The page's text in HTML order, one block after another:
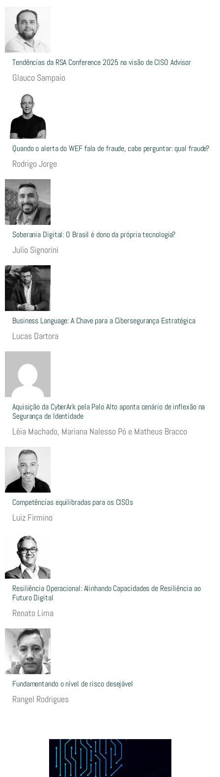
Tendências da RSA Conference 2025 na visão de CISO Advisor
Glauco Sampaio
Quando o alerta do WEF fala de fraude, cabe perguntar: qual fraude?
Rodrigo Jorge
Soberania Digital: O Brasil é dono da própria tecnologia?
Julio Signorini
Business Language: A Chave para a Cibersegurança Estratégica
Lucas Dartora
Aquisição da CyberArk pela Palo Alto aponta cenário de inflexão na
Segurança de Identidade
Léia Machado, Mariana Nalesso Pó e Matheus Bracco
Competências equilibradas para os CISOs
Luiz Firmino
Resiliência Operacional: Alinhando Capacidades de Resiliência ao
Futuro Digital
Renato Lima
Fundamentando o nível de risco desejável
Rangel Rodrigues